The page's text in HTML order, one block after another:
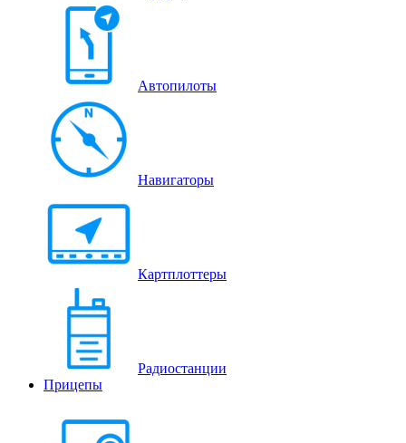
Автопилоты
Навигаторы
Картплоттеры
Радиостанции
Прицепы